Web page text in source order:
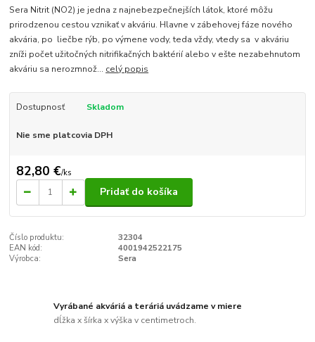
Sera Nitrit (NO2) je jedna z najnebezpečnejších látok, ktoré môžu
prirodzenou cestou vznikať v akváriu. Hlavne v zábehovej fáze nového
akvária, po liečbe rýb, po výmene vody, teda vždy, vtedy sa v akváriu
zníži počet užitočných nitrifikačných baktérií alebo v ešte nezabehnutom
akváriu sa nerozmnož... celý popis
Dostupnosť Skladom
Nie sme platcovia DPH
82,80 €/ks
Pridať do košíka
Číslo produktu:
32304
EAN kód:
4001942522175
Výrobca:
Sera
Vyrábané akváriá a teráriá uvádzame v miere
dĺžka x šírka x výška v centimetroch.